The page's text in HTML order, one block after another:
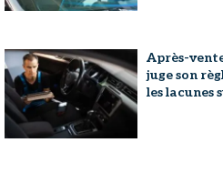
Après-
juge son
les lacunes